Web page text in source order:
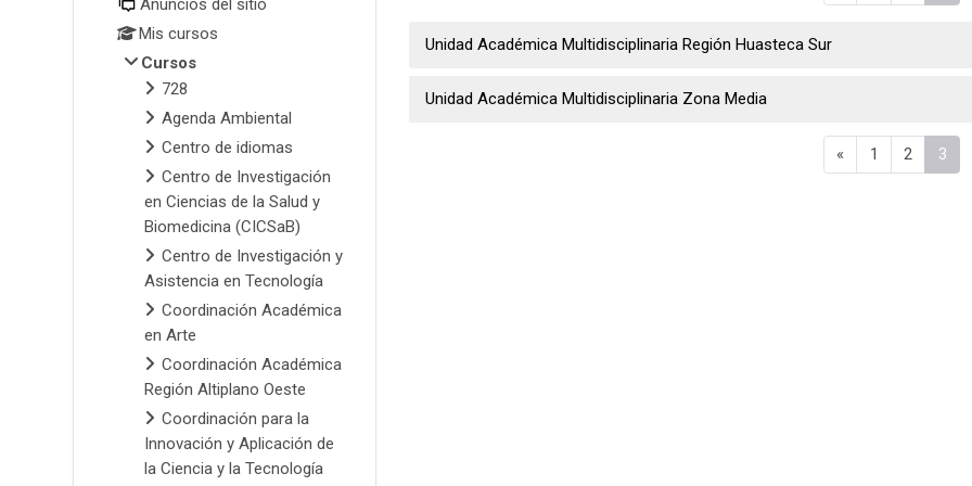
Unidad Académica Multidisciplinaria Región Huasteca Sur
Unidad Académica Multidisciplinaria Zona Media
« Página anterior
1 Página 1
2 Página 2
3
Anuncios del sitio
Mis cursos
Cursos
728
Agenda Ambiental
Centro de idiomas
Centro de Investigación
en Ciencias de la Salud y
Biomedicina (CICSaB)
Centro de Investigación y
Asistencia en Tecnología
Coordinación Académica
en Arte
Coordinación Académica
Región Altiplano Oeste
Coordinación para la
Innovación y Aplicación de
la Ciencia y la Tecnología